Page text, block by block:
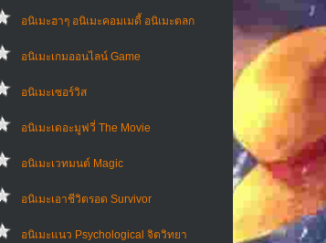
อนิเมะฮาๆ อนิเมะคอมเมดี้ อนิเมะตลก
อนิเมะเกมออนไลน์ Game
อนิเมะเซอร์วิส
อนิเมะเดอะมูฟวี่ The Movie
อนิเมะเวทมนต์ Magic
อนิเมะเอาชีวิตรอด Survivor
อนิเมะแนว Psychological จิตวิทยา